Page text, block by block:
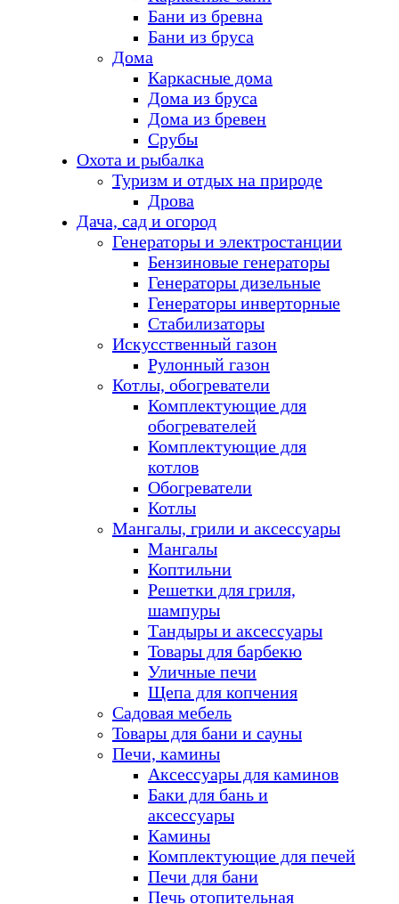
Бани из бревна
Бани из бруса
Дома
Каркасные дома
Дома из бруса
Дома из бревен
Срубы
Охота и рыбалка
Туризм и отдых на природе
Дрова
Дача, сад и огород
Генераторы и электростанции
Бензиновые генераторы
Генераторы дизельные
Генераторы инверторные
Стабилизаторы
Искусственный газон
Рулонный газон
Котлы, обогреватели
Комплектующие для
обогревателей
Комплектующие для
котлов
Обогреватели
Котлы
Мангалы, грили и аксессуары
Мангалы
Коптильни
Решетки для гриля,
шампуры
Тандыры и аксессуары
Товары для барбекю
Уличные печи
Щепа для копчения
Садовая мебель
Товары для бани и сауны
Печи, камины
Аксессуары для каминов
Баки для бань и
аксессуары
Камины
Комплектующие для печей
Печи для бани
Печь отопительная